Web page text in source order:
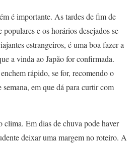
é importante. As tardes de fim de
populares e os horários desejados se
estrangeiros, é uma boa fazer a
a vinda ao Japão for confirmada.
rápido, se for, recomendo o
em que dá para curtir com
clima. Em dias de chuva pode haver
deixar uma margem no roteiro. A